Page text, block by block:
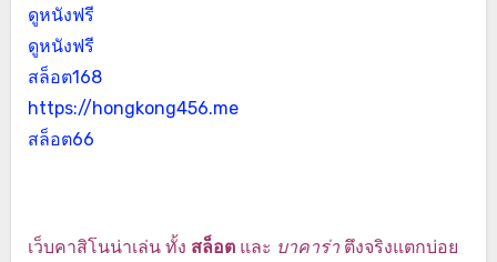
ดูหนังฟรี
ดูหนังฟรี
สล็อต168
https://hongkong456.me
สล็อต66
เว็บคาสิโนน่าเล่น ทั้ง สล็อตและ บาคาร่าตึงจริงแตกบ่อย